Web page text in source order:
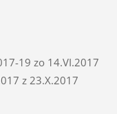
19 zo 14.VI.2017
z 23.X.2017